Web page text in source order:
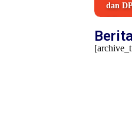
dan